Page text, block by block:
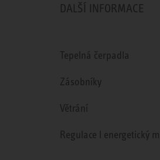
DALŠÍ INFORMACE
Tepelná čerpadla
Zásobníky
Větrání
Regulace l energetický